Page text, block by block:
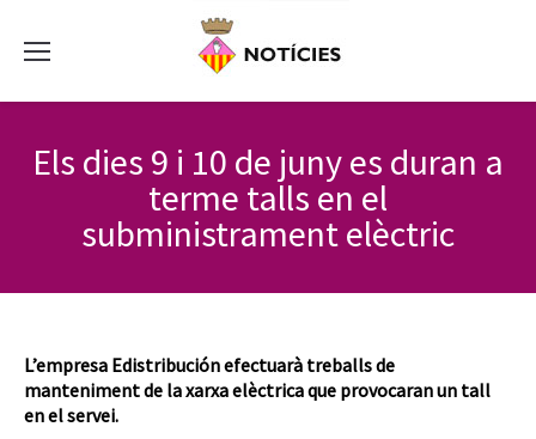
Els dies 9 i 10 de juny es duran a
terme talls en el
subministrament elèctric
L’empresa Edistribución efectuarà treballs de
manteniment de la xarxa elèctrica que provocaran un tall
en el servei.